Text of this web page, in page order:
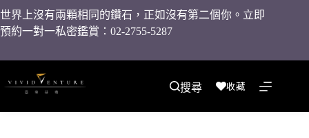
世界上沒有兩顆相同的鑽石，正如沒有第二個你。立即
預約一對一私密鑑賞：02-2755-5287
搜尋 收藏